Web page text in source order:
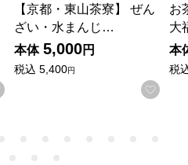
お気に入りに登録する
【京都・東山茶寮】 ぜん
ざい・水まんじ…
本体 5,000円
税込 5,400円
お気
お
大
本
税